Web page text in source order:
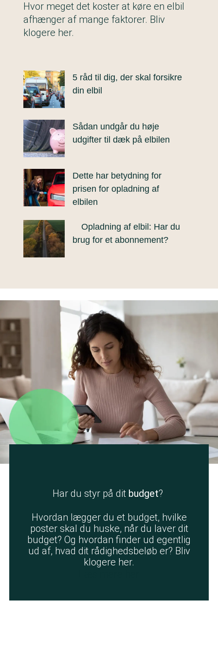
Hvor meget det koster at køre en elbil
afhænger af mange faktorer. Bliv
klogere her.
5 råd til dig, der skal forsikre
din elbil
Sådan undgår du høje
udgifter til dæk på elbilen
Dette har betydning for
prisen for opladning af
elbilen
Opladning af elbil: Har du
brug for et abonnement?
Har du styr på dit budget?
Hvordan lægger du et budget, hvilke
poster skal du huske, når du laver dit
budget? Og hvordan finder ud egentlig
ud af, hvad dit rådighedsbeløb er? Bliv
klogere her.